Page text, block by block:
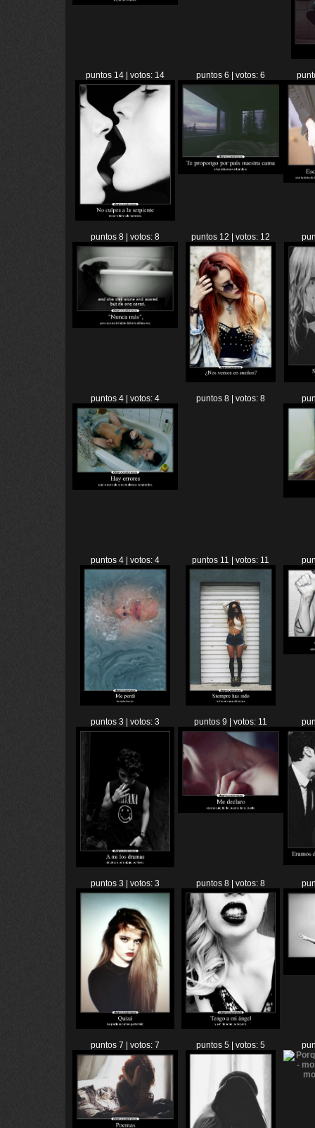
puntos 14 | votos: 14 puntos 6 | votos: 6
puntos 8 | votos: 8 puntos 12 | votos: 12
puntos 4 | votos: 4 puntos 8 | votos: 8
puntos 4 | votos: 4 puntos 11 | votos: 11
puntos 3 | votos: 3 puntos 9 | votos: 11
puntos 3 | votos: 3 puntos 8 | votos: 8
puntos 7 | votos: 7 puntos 5 | votos: 5